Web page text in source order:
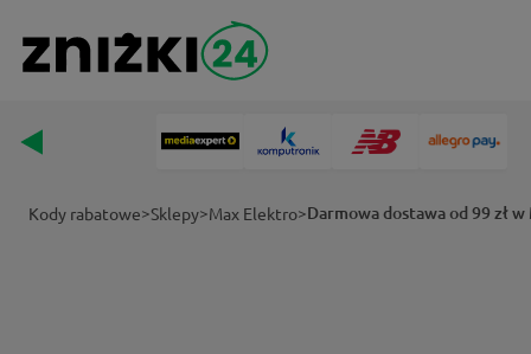
Kody rabatowe>Sklepy>Max Elektro>Darmowa dostawa od 99 zł